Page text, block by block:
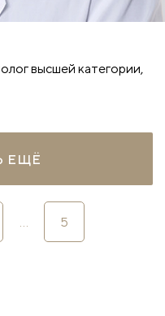
высшей категории,
ЕЩЁ
... 5